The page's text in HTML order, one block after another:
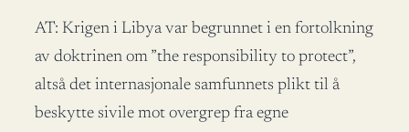
AT: Krigen i Libya var begrunnet i en fortolkning
av doktrinen om ”the responsibility to protect”,
altså det internasjonale samfunnets plikt til å
beskytte sivile mot overgrep fra egne